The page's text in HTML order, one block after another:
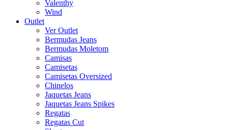
Valenthy
Wind
Outlet
Ver Outlet
Bermudas Jeans
Bermudas Moletom
Camisas
Camisetas
Camisetas Oversized
Chinelos
Jaquetas Jeans
Jaquetas Jeans Spikes
Regatas
Regatas Cut